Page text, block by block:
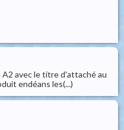
A2 avec le titre d'attaché au
endéans les(...)